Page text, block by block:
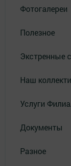
Фотогалереи
Полезное
Экстренные
Наш
Услуги
Документы
Разное